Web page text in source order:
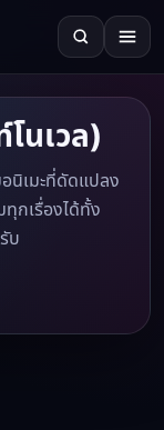
นเวล)
นิเมะที่ดัดแปลง
กเรื่องได้ทั้ง
บ